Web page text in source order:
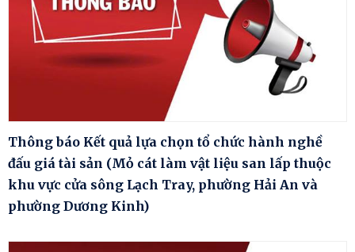
Thông báo Kết quả lựa chọn tổ chức hành nghề
đấu giá tài sản (Mỏ cát làm vật liệu san lấp thuộc
khu vực cửa sông Lạch Tray, phường Hải An và
phường Dương Kinh)